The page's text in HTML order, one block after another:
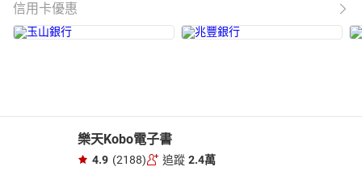
信用卡優惠
樂天Kobo電子書
4.9 (2188) 追蹤 2.4萬